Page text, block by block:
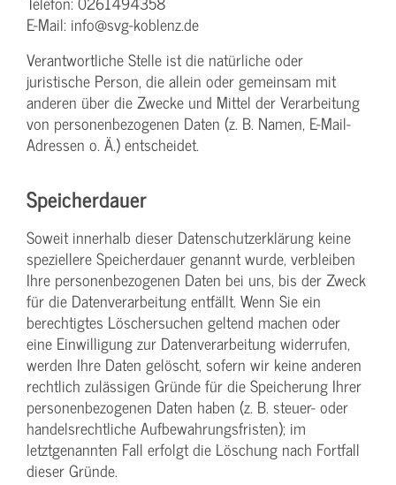
E-Mail: info@svg-koblenz.de
Verantwortliche Stelle ist die natürliche oder
juristische Person, die allein oder gemeinsam mit
anderen über die Zwecke und Mittel der Verarbeitung
von personenbezogenen Daten (z. B. Namen, E-Mail-
Adressen o. Ä.) entscheidet.
Speicherdauer
Soweit innerhalb dieser Datenschutzerklärung keine
speziellere Speicherdauer genannt wurde, verbleiben
Ihre personenbezogenen Daten bei uns, bis der Zweck
für die Datenverarbeitung entfällt. Wenn Sie ein
berechtigtes Löschersuchen geltend machen oder
eine Einwilligung zur Datenverarbeitung widerrufen,
werden Ihre Daten gelöscht, sofern wir keine anderen
rechtlich zulässigen Gründe für die Speicherung Ihrer
personenbezogenen Daten haben (z. B. steuer- oder
handelsrechtliche Aufbewahrungsfristen); im
letztgenannten Fall erfolgt die Löschung nach Fortfall
dieser Gründe.